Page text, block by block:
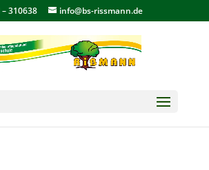
310638 info@bs-rissmann.de